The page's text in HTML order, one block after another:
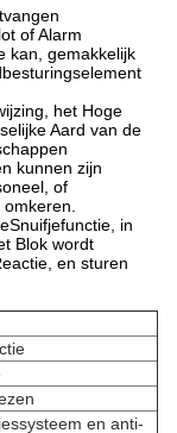
of Alarm
kan, gemakkelijk
het Hoge
Aard van de
kunnen zijn
of
in
Blok wordt
en sturen
en anti-